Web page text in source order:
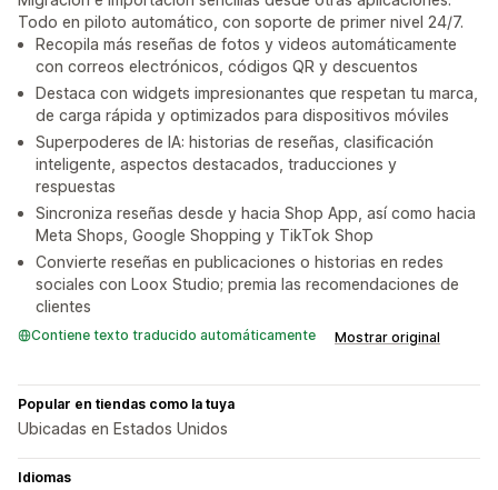
Todo en piloto automático, con soporte de primer nivel 24/7.
Recopila más reseñas de fotos y videos automáticamente
con correos electrónicos, códigos QR y descuentos
Destaca con widgets impresionantes que respetan tu marca,
de carga rápida y optimizados para dispositivos móviles
Superpoderes de IA: historias de reseñas, clasificación
inteligente, aspectos destacados, traducciones y
respuestas
Sincroniza reseñas desde y hacia Shop App, así como hacia
Meta Shops, Google Shopping y TikTok Shop
Convierte reseñas en publicaciones o historias en redes
sociales con Loox Studio; premia las recomendaciones de
clientes
Contiene texto traducido automáticamente Mostrar original
Popular en tiendas como la tuya
Ubicadas en Estados Unidos
Idiomas